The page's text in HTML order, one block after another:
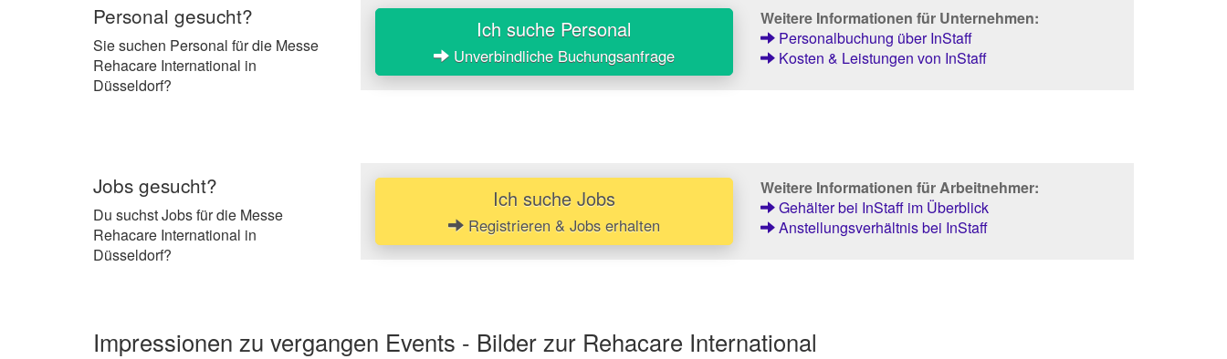
Personal gesucht?
Sie suchen Personal für die Messe
Rehacare International in
Düsseldorf?
Ich suche Personal
Unverbindliche Buchungsanfrage
Weitere Informationen für Unternehmen:
Personalbuchung über InStaff
Kosten & Leistungen von InStaff
Jobs gesucht?
Du suchst Jobs für die Messe
Rehacare International in
Düsseldorf?
Ich suche Jobs
Registrieren & Jobs erhalten
Weitere Informationen für Arbeitnehmer:
Gehälter bei InStaff im Überblick
Anstellungsverhältnis bei InStaff
Impressionen zu vergangen Events - Bilder zur Rehacare International